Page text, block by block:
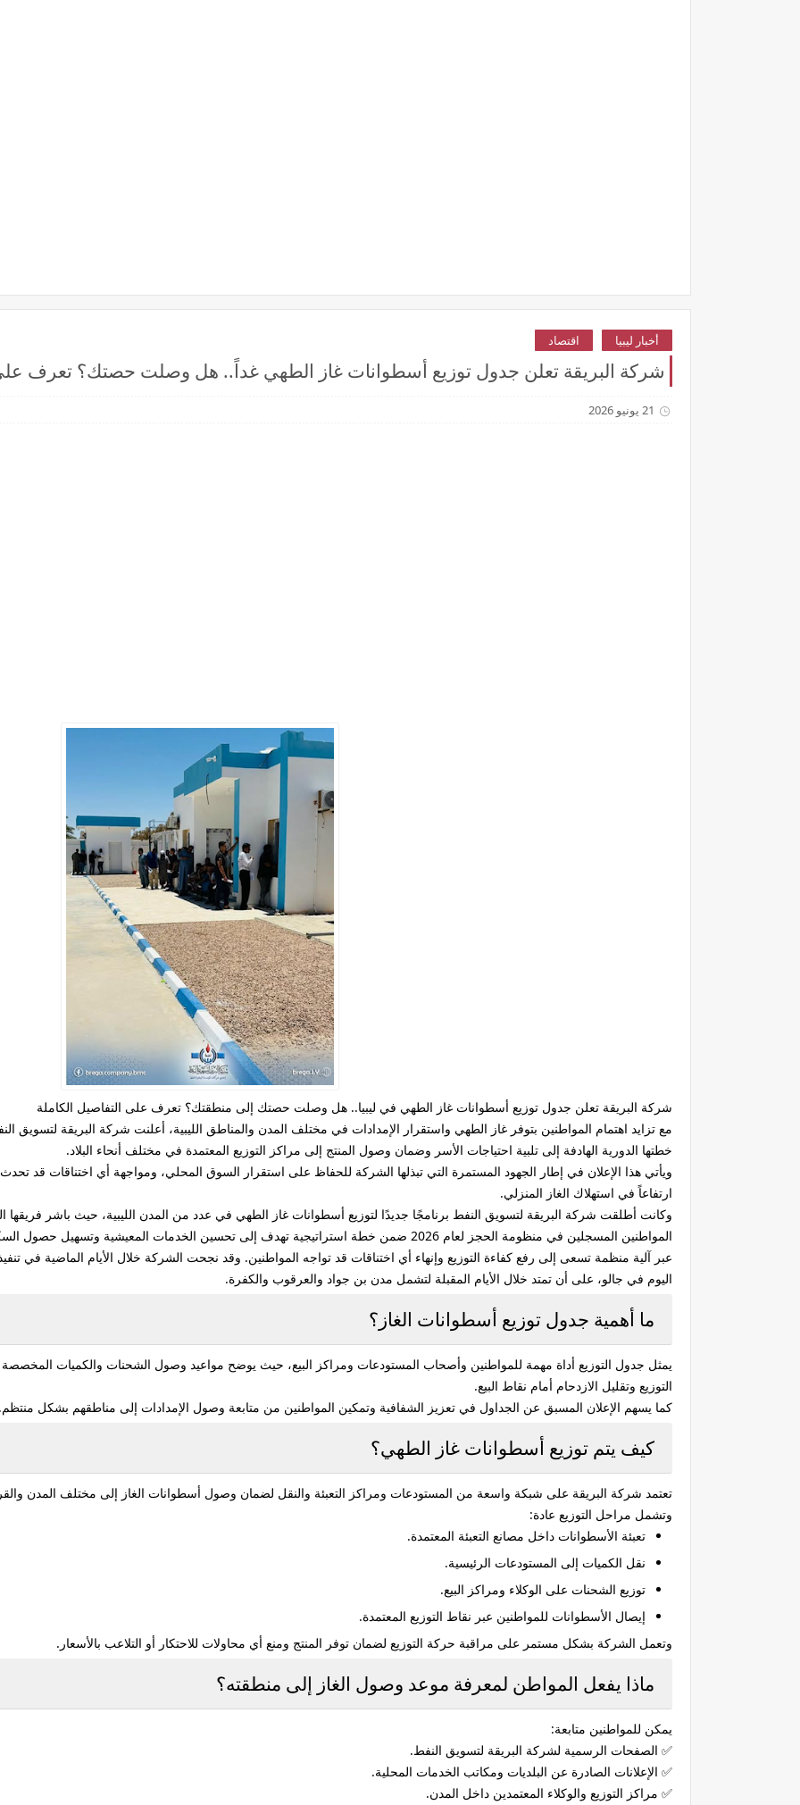
أخبار ليبيا اقتصاد
شركة البريقة تعلن جدول توزيع أسطوانات غاز الطهي غداً.. هل وصلت حصتك؟ تعرف على
21 يونيو 2026
شركة البريقة تعلن جدول توزيع أسطوانات غاز الطهي في ليبيا.. هل وصلت حصتك إلى منطقتك؟ تعرف على التفاصيل الكاملة
مع تزايد اهتمام المواطنين بتوفر غاز الطهي واستقرار الإمدادات في مختلف المدن والمناطق الليبية، أعلنت شركة البريقة لتسويق
خطتها الدورية الهادفة إلى تلبية احتياجات الأسر وضمان وصول المنتج إلى مراكز التوزيع المعتمدة في مختلف أنحاء البلاد.
ويأتي هذا الإعلان في إطار الجهود المستمرة التي تبذلها الشركة للحفاظ على استقرار السوق المحلي، ومواجهة أي اختناقات قد
ارتفاعاً في استهلاك الغاز المنزلي.
وكانت أطلقت شركة البريقة لتسويق النفط برنامجًا جديدًا لتوزيع أسطوانات غاز الطهي في عدد من المدن الليبية، حيث باشر فريقها
المواطنين المسجلين في منظومة الحجز لعام 2026 ضمن خطة استراتيجية تهدف إلى تحسين الخدمات المعيشية وتسهيل حصول السكان على احتياجاتهم الأساسية.
عبر آلية منظمة تسعى إلى رفع كفاءة التوزيع وإنهاء أي اختناقات قد تواجه المواطنين. وقد نجحت الشركة خلال الأيام الماضية في
اليوم في جالو، على أن تمتد خلال الأيام المقبلة لتشمل مدن بن جواد والعرقوب والكفرة.
ما أهمية جدول توزيع أسطوانات الغاز؟
يمثل جدول التوزيع أداة مهمة للمواطنين وأصحاب المستودعات ومراكز البيع، حيث يوضح مواعيد وصول الشحنات والكميات
التوزيع وتقليل الازدحام أمام نقاط البيع.
كما يسهم الإعلان المسبق عن الجداول في تعزيز الشفافية وتمكين المواطنين من متابعة وصول الإمدادات إلى مناطقهم بشكل
كيف يتم توزيع أسطوانات غاز الطهي؟
تعتمد شركة البريقة على شبكة واسعة من المستودعات ومراكز التعبئة والنقل لضمان وصول أسطوانات الغاز إلى مختلف المدن
وتشمل مراحل التوزيع عادة:
تعبئة الأسطوانات داخل مصانع التعبئة المعتمدة.
نقل الكميات إلى المستودعات الرئيسية.
توزيع الشحنات على الوكلاء ومراكز البيع.
إيصال الأسطوانات للمواطنين عبر نقاط التوزيع المعتمدة.
وتعمل الشركة بشكل مستمر على مراقبة حركة التوزيع لضمان توفر المنتج ومنع أي محاولات للاحتكار أو التلاعب بالأسعار.
ماذا يفعل المواطن لمعرفة موعد وصول الغاز إلى منطقته؟
يمكن للمواطنين متابعة:
✅ الصفحات الرسمية لشركة البريقة لتسويق النفط.
✅ الإعلانات الصادرة عن البلديات ومكاتب الخدمات المحلية.
✅ مراكز التوزيع والوكلاء المعتمدين داخل المدن.